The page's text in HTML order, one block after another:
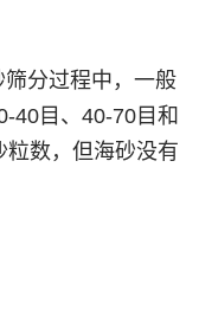
分过程中，一般
40目、40-70目和
粒数，但海砂没有